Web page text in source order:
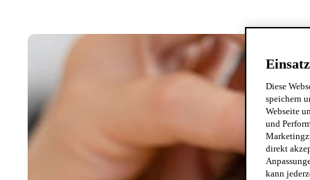
Diese
speichern
Webseite
und
direkt
kann